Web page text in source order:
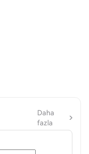
Daha
fazla